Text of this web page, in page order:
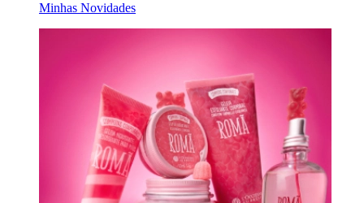
Minhas Novidades